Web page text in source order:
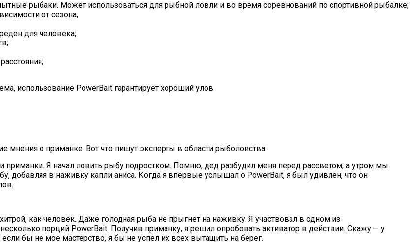
рыбаки. Может использоваться для рыбной ловли и во время соревнований по спортивной рыбалке;
от сезона;
для человека;
использование PowerBait гарантирует хороший улов
о приманке. Вот что пишут эксперты в области рыболовства:
Я начал ловить рыбу подростком. Помню, дед разбудил меня перед рассветом, а утром мы
добавляя в наживку капли аниса. Когда я впервые услышал о PowerBait, я был удивлен, что он
как человек. Даже голодная рыба не прыгнет на наживку. Я участвовал в одном из
порций PowerBait. Получив приманку, я решил опробовать активатор в действии. Скажу — у
бы не мое мастерство, я бы не успел их всех вытащить на берег.